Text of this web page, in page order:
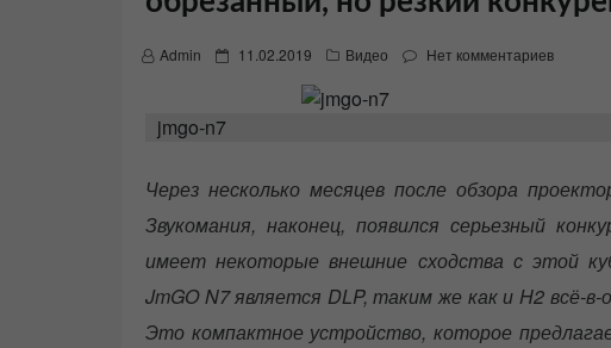
Admin
P
o
n
11.02.2019 Видео Нет комментариев
jmgo-n7
Через несколько месяцев после обзора
Звукомания, наконец, появился серьезный
имеет некоторые внешние сходства с этой
JmGO N7 является DLP, таким же как и H2 всё-
Это компактное устройство, которое